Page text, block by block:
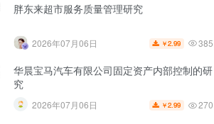
胖东来超市服务质量管理研究
2026年07月06日 ￥2.99 385
华晨宝马汽车有限公司固定资产内部控制的研
究
2026年07月06日 ￥2.99 270